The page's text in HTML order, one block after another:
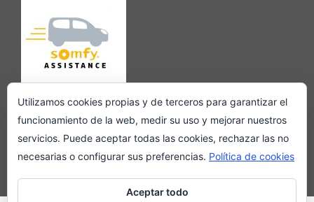
Utilizamos cookies propias y de terceros para garantizar el
funcionamiento de la web, medir su uso y mejorar nuestros
servicios. Puede aceptar todas las cookies, rechazar las no
necesarias o configurar sus preferencias. Política de cookies
Aceptar todo